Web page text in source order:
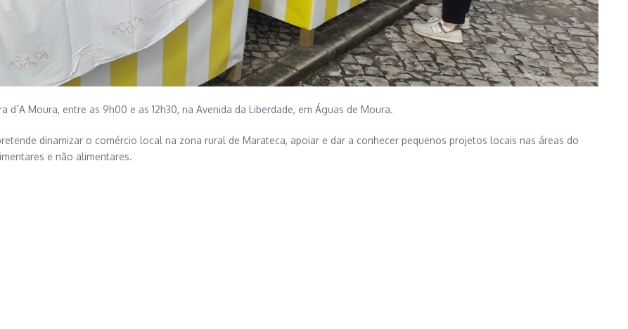
Moura, entre as 9h00 e as 12h30, na Avenida da Liberdade, em Águas de Moura.
dinamizar o comércio local na zona rural de Marateca, apoiar e dar a conhecer pequenos projetos locais nas áreas do
e não alimentares.